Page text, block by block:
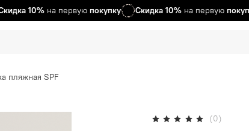
10%на первуюпокупку Скидка10%на первуюпокупку
пляжная SPF
(0)